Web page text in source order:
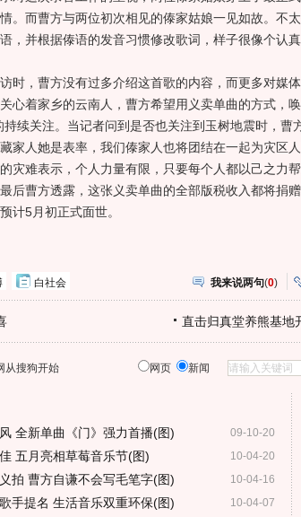
。而曹方与两位初次相见的傣家姑娘一见如故。不
，并根据傣语的发音习惯修改歌词，样子很像个认真
，曹方没有过多介绍这首歌的内容，而更多对媒
心着家乡的云南人，曹方希望用义卖单曲的方式，
持续关注。当记者问到是否也关注到玉树地震时，曹
家人她是表率，我们傣家人也将团结在一起为灾区
灾难表示，个人力量有限，只要每个人都以己之力
后曹方透露，这张义卖单曲的全部版税收入都将捐
计5月初正式面世。
白社会 我来说两句(0)
直击归真堂养熊基地
从搜狗开始 网页 新闻
09-10-20
全新单曲《门》强力首播(图)
10-04-20
五月亮相草莓音乐节(图)
10-04-16
拍 曹方自谦不会写毛笔字(图)
10-04-07
手提名 生活音乐双重环保(图)